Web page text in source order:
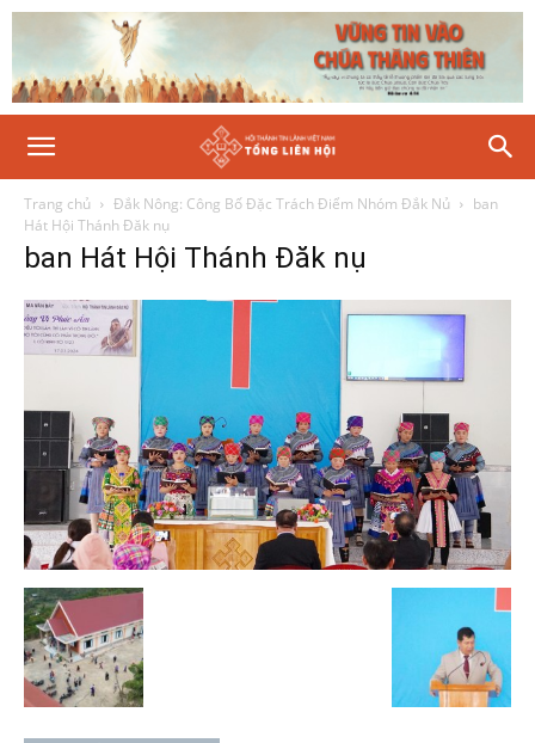
Trang chủ Đắk Nông: Công Bố Đặc Trách Điểm Nhóm Đắk Nủ
ban
Hát Hội Thánh Đăk nụ
ban Hát Hội Thánh Đăk nụ